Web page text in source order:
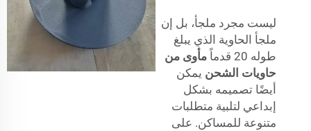
ليست مجرد ملجأ، بل إن
ملجأ الحاوية الذي يبلغ
طوله 20 قدماً
مأوى من
حاويات الشحن يمكن
أيضًا تصميمه بشكل
إبداعي لتلبية متطلبات
متنوعة للمساكن. على